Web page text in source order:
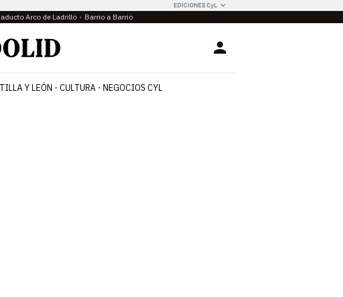
EDICIONES CyL
Arco de Ladrillo Barrio a Barrio
Login
Y LEÓN CULTURA NEGOCIOS CYL